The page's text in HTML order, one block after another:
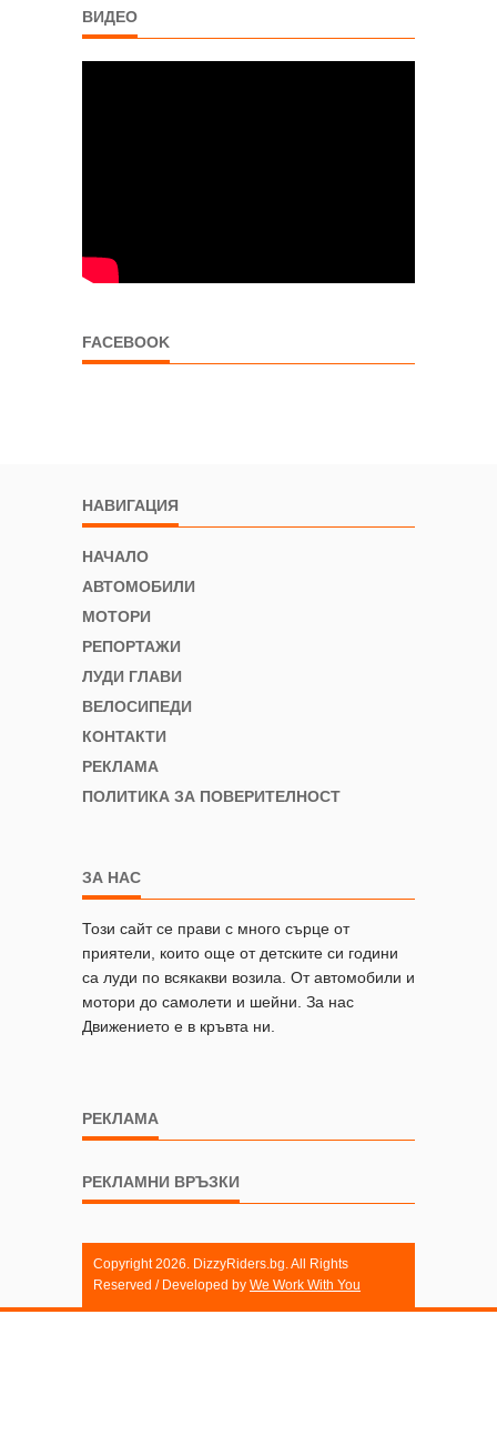
ВИДЕО
FACEBOOK
НАВИГАЦИЯ
НАЧАЛО
АВТОМОБИЛИ
МОТОРИ
РЕПОРТАЖИ
ЛУДИ ГЛАВИ
ВЕЛОСИПЕДИ
КОНТАКТИ
РЕКЛАМА
ПОЛИТИКА ЗА ПОВЕРИТЕЛНОСТ
ЗА НАС
Този сайт се прави с много сърце от
приятели, които още от детските си години
са луди по всякакви возила. От автомобили и
мотори до самолети и шейни. За нас
Движението е в кръвта ни.
РЕКЛАМА
РЕКЛАМНИ ВРЪЗКИ
Copyright 2026. DizzyRiders.bg. All Rights
Reserved / Developed by We Work With You